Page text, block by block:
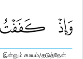
இன்னும் சமயம்/தடுத்தேன்